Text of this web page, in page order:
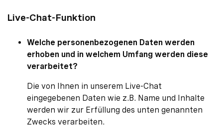
Live-Chat-Funktion
Welche personenbezogenen Daten werden
erhoben und in welchem Umfang werden diese
verarbeitet?
Die von Ihnen in unserem Live-Chat
eingegebenen Daten wie z.B. Name und Inhalte
werden wir zur Erfüllung des unten genannten
Zwecks verarbeiten.